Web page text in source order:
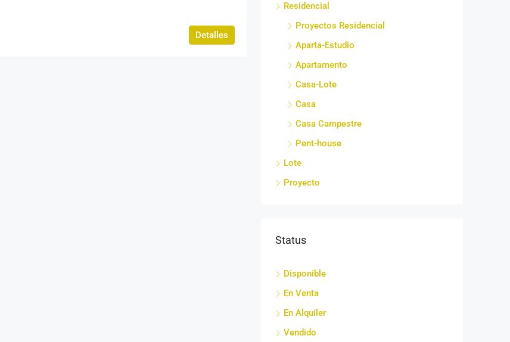
Detalles
Residencial
Proyectos Residencial
Aparta-Estudio
Apartamento
Casa-Lote
Casa
Casa Campestre
Pent-house
Lote
Proyecto
Status
Disponible
En Venta
En Alquiler
Vendido